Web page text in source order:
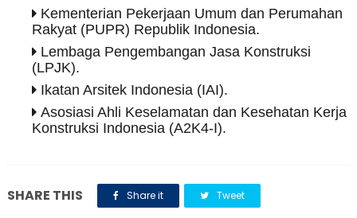
Kementerian Pekerjaan Umum dan Perumahan
Rakyat (PUPR) Republik Indonesia.
Lembaga Pengembangan Jasa Konstruksi
(LPJK).
Ikatan Arsitek Indonesia (IAI).
Asosiasi Ahli Keselamatan dan Kesehatan Kerja
Konstruksi Indonesia (A2K4-I).
SHARE THIS Share it Tweet